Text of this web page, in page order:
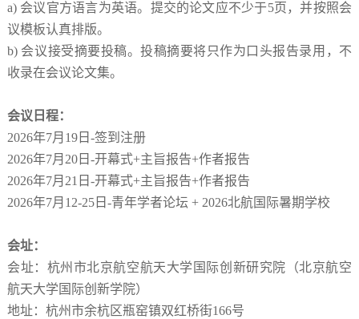
a) 会议官方语言为英语。提交的论文应不少于5页，并按照会
议模板认真排版。
b) 会议接受摘要投稿。投稿摘要将只作为口头报告录用，不
收录在会议论文集。
会议日程：
2026年7月19日-签到注册
2026年7月20日-开幕式+主旨报告+作者报告
2026年7月21日-开幕式+主旨报告+作者报告
2026年7月12-25日-青年学者论坛 + 2026北航国际暑期学校
会址：
会址：杭州市北京航空航天大学国际创新研究院（北京航空
航天大学国际创新学院）
地址：杭州市余杭区瓶窑镇双红桥街166号